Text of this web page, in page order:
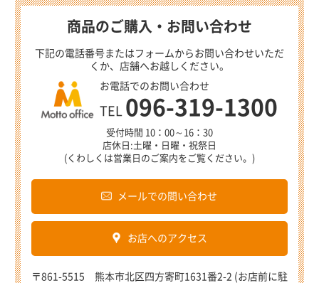
商品のご購入・お問い合わせ
下記の電話番号またはフォームからお問い合わせいただ
くか、店舗へお越しください。
お電話でのお問い合わせ
TEL 096-319-1300
受付時間 10：00～16：30
店休日:土曜・日曜・祝祭日
(くわしくは営業日のご案内をご覧ください。)
メールでの問い合わせ
お店へのアクセス
〒861-5515 熊本市北区四方寄町1631番2-2 (お店前に駐